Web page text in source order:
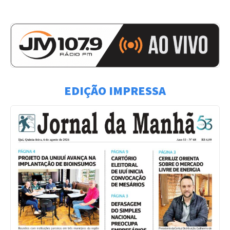
EDIÇÃO IMPRESSA